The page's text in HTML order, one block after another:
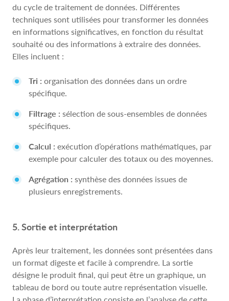
du cycle de traitement de données. Différentes
techniques sont utilisées pour transformer les données
en informations significatives, en fonction du résultat
souhaité ou des informations à extraire des données.
Elles incluent :
Tri : organisation des données dans un ordre
spécifique.
Filtrage : sélection de sous-ensembles de données
spécifiques.
Calcul : exécution d’opérations mathématiques, par
exemple pour calculer des totaux ou des moyennes.
Agrégation : synthèse des données issues de
plusieurs enregistrements.
5. Sortie et interprétation
Après leur traitement, les données sont présentées dans
un format digeste et facile à comprendre. La sortie
désigne le produit final, qui peut être un graphique, un
tableau de bord ou toute autre représentation visuelle.
La phase d’interprétation consiste en l’analyse de cette